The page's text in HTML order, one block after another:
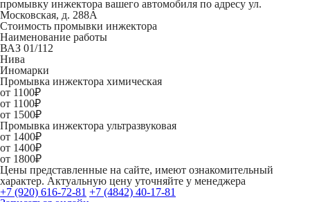
промывку инжектора вашего автомобиля по адресу ул.
Московская, д. 288А
Стоимость промывки инжектора
Наименование работы
ВАЗ 01/112
Нива
Иномарки
Промывка инжектора химическая
от 1100₽
от 1100₽
от 1500₽
Промывка инжектора ультразвуковая
от 1400₽
от 1400₽
от 1800₽
Цены представленные на сайте, имеют ознакомительный
характер. Актуальную цену уточняйте у менеджера
+7 (920) 616-72-81 +7 (4842) 40-17-81